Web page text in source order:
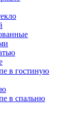
в гостиную
в спальню